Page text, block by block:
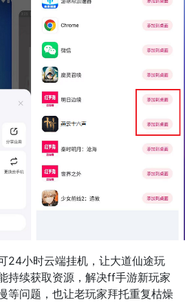
小时云端挂机，让大道仙途玩
持续获取资源，解决ff手游新玩家
等问题，也让老玩家拜托重复枯燥